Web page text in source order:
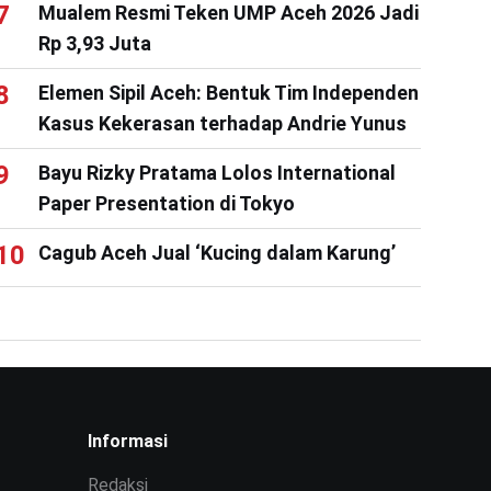
Mualem Resmi Teken UMP Aceh 2026 Jadi
Rp 3,93 Juta
Elemen Sipil Aceh: Bentuk Tim Independen
Kasus Kekerasan terhadap Andrie Yunus
Bayu Rizky Pratama Lolos International
Paper Presentation di Tokyo
Cagub Aceh Jual ‘Kucing dalam Karung’
Informasi
Redaksi